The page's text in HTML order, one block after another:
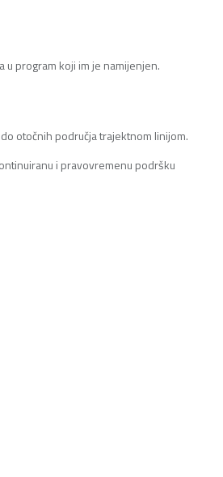
program koji im je namijenjen.
otočnih područja trajektnom linijom.
i pravovremenu podršku